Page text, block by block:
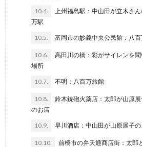
10.4.
上州福島駅：中山田が立木さ
万駅
10.5. 富岡市の妙義中央公民館：八
10.6.
高田川の橋：彩がサイレンを
場所
10.7. 不明：八百万旅館
10.8.
鈴木銃砲火薬店：太郎が山原
のお店
10.9. 早川酒店：中山田が山原展子
10.10.
前橋市の弁天通商店街：太郎